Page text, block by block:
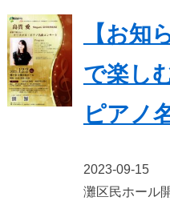
【お知
で楽し
ピアノ
2023-09-15
灘区民ホール